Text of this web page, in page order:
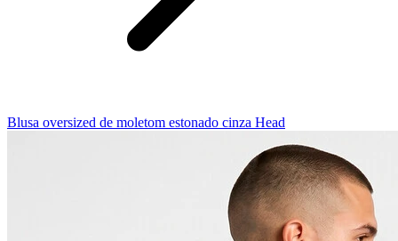
Blusa oversized de moletom estonado cinza Head